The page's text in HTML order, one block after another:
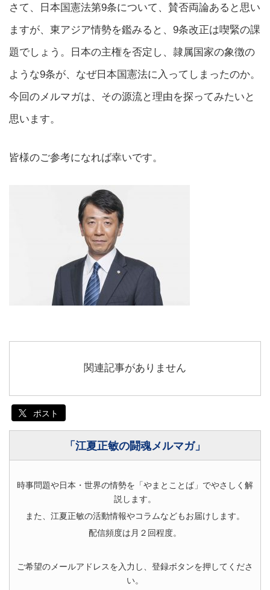
さて、日本国憲法第9条について、賛否両論あると思い
ますが、東アジア情勢を鑑みると、9条改正は喫緊の課
題でしょう。日本の主権を否定し、隷属国家の象徴の
ような9条が、なぜ日本国憲法に入ってしまったのか。
今回のメルマガは、その源流と理由を探ってみたいと
思います。
皆様のご参考になれば幸いです。
関連記事がありません
ポスト
「江夏正敏の闘魂メルマガ」
時事問題や日本・世界の情勢を「やまとことば」でやさしく解
説します。
また、江夏正敏の活動情報やコラムなどもお届けします。
配信頻度は月２回程度。
ご希望のメールアドレスを入力し、登録ボタンを押してくださ
い。